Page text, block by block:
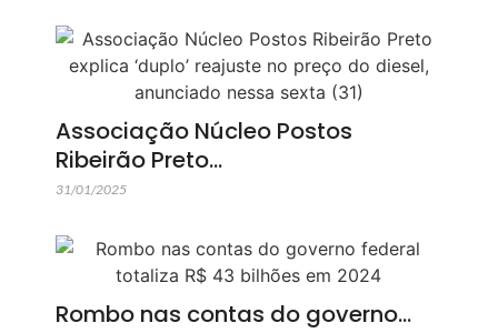
Associação Núcleo Postos
Ribeirão Preto…
31/01/2025
Rombo nas contas do governo…